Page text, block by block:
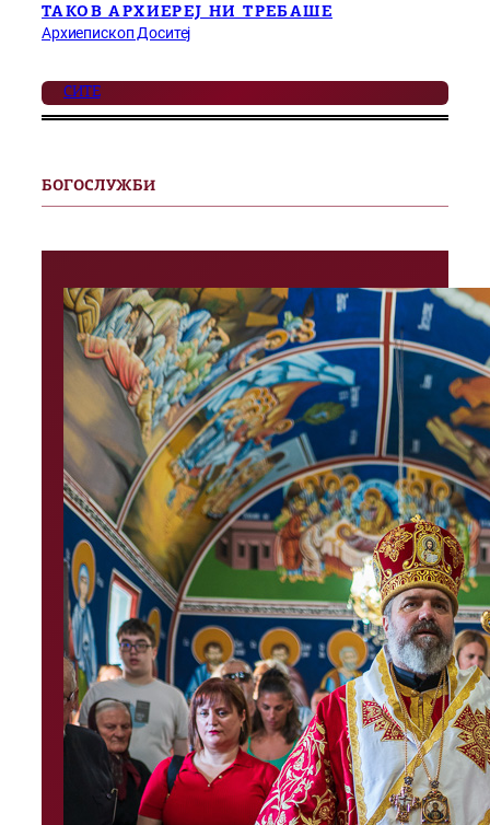
ТАКОВ АРХИЕРЕЈ НИ ТРЕБАШЕ
Архиепископ Доситеј
СИТЕ
БОГОСЛУЖБИ